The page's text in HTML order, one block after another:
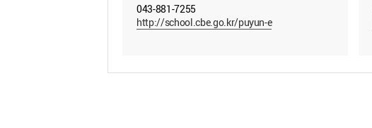
043-881-7255
http://school.cbe.go.kr/puyun-e